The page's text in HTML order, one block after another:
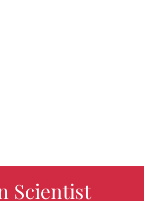
Scientist